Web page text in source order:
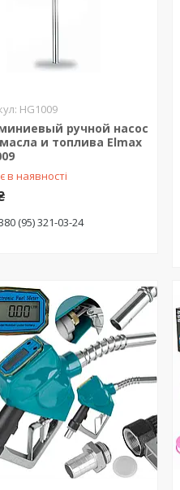
HG1009
ручной насос
и топлива Elmax
в наявності
(95) 321-03-24